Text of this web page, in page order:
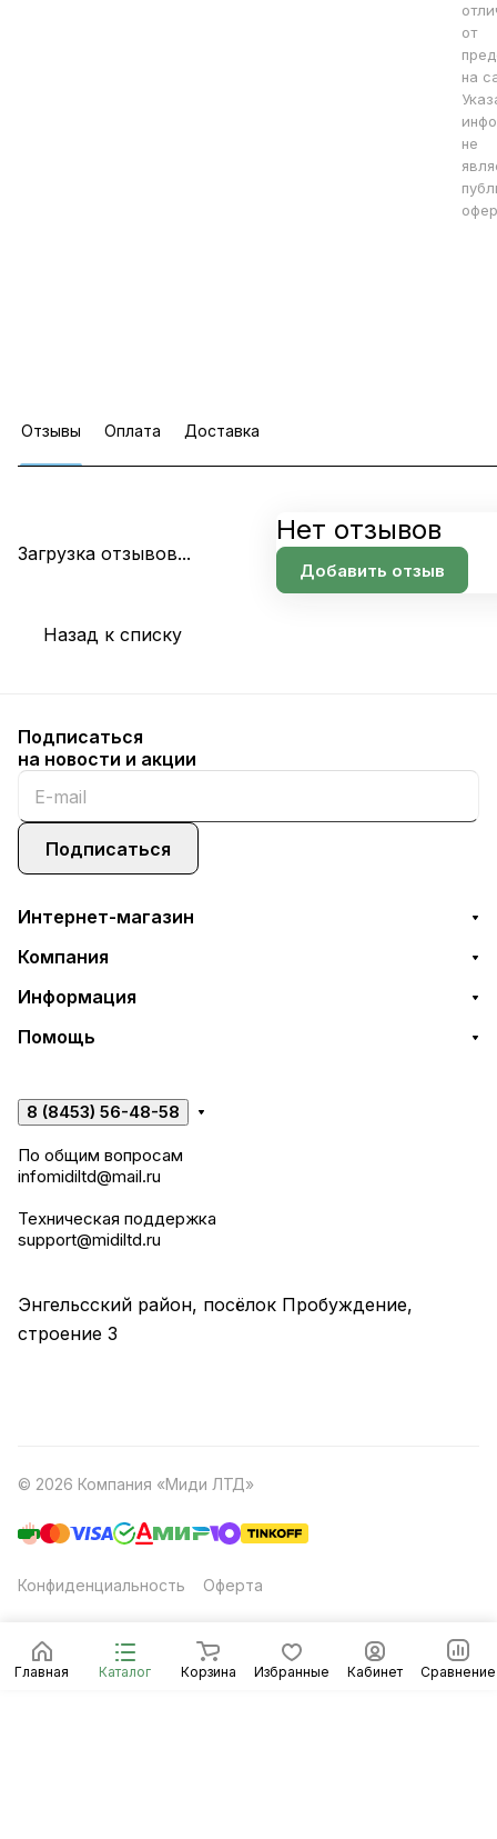
от
на
не
Отзывы Оплата Доставка
Загрузка отзывов...
Нет отзывов
Добавить отзыв
Назад к списку
Главная Каталог Корзина Избранные Кабинет Сравнение
Подписаться
на новости и акции
Подписаться
Интернет-магазин
Компания
Информация
Помощь
8 (8453) 56-48-58
По общим вопросам
infomidiltd@mail.ru
Техническая поддержка
support@midiltd.ru
Энгельсский район, посёлок Пробуждение,
строение 3
© 2026 Компания «Миди ЛТД»
Конфиденциальность Оферта